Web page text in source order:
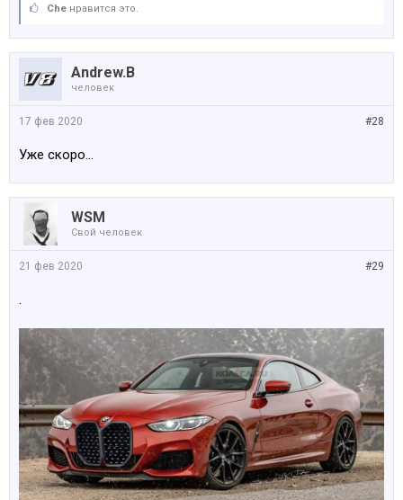
Che нравится это.
Andrew.B
человек
#28
17 фев 2020
Уже скоро...
WSM
Свой человек
#29
21 фев 2020
.